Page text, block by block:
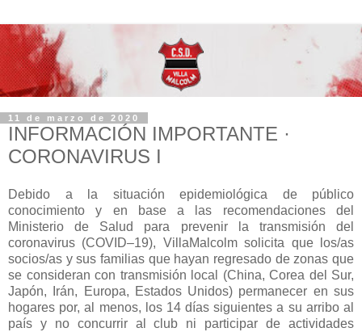
11 de marzo de 2020
INFORMACIÓN IMPORTANTE ·
CORONAVIRUS I
Debido a la situación epidemiológica de público
conocimiento y en base a las recomendaciones del
Ministerio de Salud para prevenir la transmisión del
coronavirus (COVID–19), VillaMalcolm solicita que los/as
socios/as y sus familias que hayan regresado de zonas que
se consideran con transmisión local (China, Corea del Sur,
Japón, Irán, Europa, Estados Unidos) permanecer en sus
hogares por, al menos, los 14 días siguientes a su arribo al
país y no concurrir al club ni participar de actividades